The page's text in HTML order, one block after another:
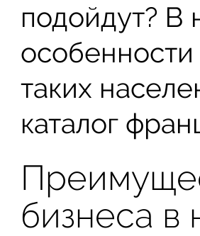
подойдут? В
особенности
таких
каталог
бизнеса в